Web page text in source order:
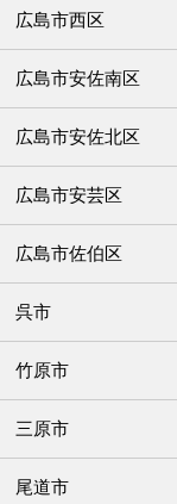
広島市西区
広島市安佐南区
広島市安佐北区
広島市安芸区
広島市佐伯区
呉市
竹原市
三原市
尾道市